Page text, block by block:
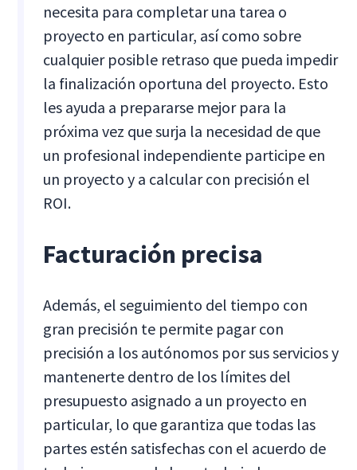
necesita para completar una tarea o
proyecto en particular, así como sobre
cualquier posible retraso que pueda impedir
la finalización oportuna del proyecto. Esto
les ayuda a prepararse mejor para la
próxima vez que surja la necesidad de que
un profesional independiente participe en
un proyecto y a calcular con precisión el
ROI.
Facturación precisa
Además, el seguimiento del tiempo con
gran precisión te permite pagar con
precisión a los autónomos por sus servicios y
mantenerte dentro de los límites del
presupuesto asignado a un proyecto en
particular, lo que garantiza que todas las
partes estén satisfechas con el acuerdo de